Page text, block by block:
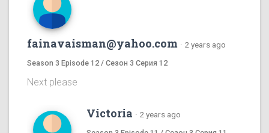
fainavaisman@yahoo.com · 2 years ago
Season 3 Episode 12 / Сезон 3 Серия 12
Next please
Victoria · 2 years ago